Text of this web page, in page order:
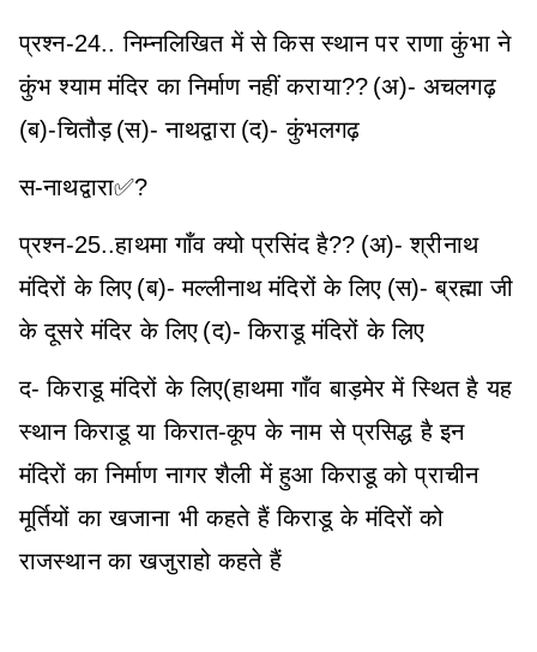
प्रश्न-24.. निम्नलिखित में से किस स्थान पर राणा कुंभा ने
कुंभ श्याम मंदिर का निर्माण नहीं कराया?? (अ)- अचलगढ़
(ब)-चितौड़ (स)- नाथद्वारा (द)- कुंभलगढ़
स-नाथद्वारा✅?
प्रश्न-25..हाथमा गाँव क्यो प्रसिंद है?? (अ)- श्रीनाथ
मंदिरों के लिए (ब)- मल्लीनाथ मंदिरों के लिए (स)- ब्रह्मा जी
के दूसरे मंदिर के लिए (द)- किराडू मंदिरों के लिए
द- किराडू मंदिरों के लिए(हाथमा गाँव बाड़मेर में स्थित है यह
स्थान किराडू या किरात-कूप के नाम से प्रसिद्ध है इन
मंदिरों का निर्माण नागर शैली में हुआ किराडू को प्राचीन
मूर्तियों का खजाना भी कहते हैं किराडू के मंदिरों को
राजस्थान का खजुराहो कहते हैं